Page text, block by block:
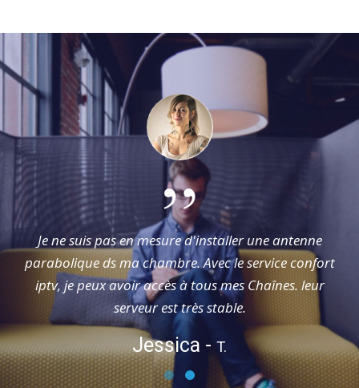
Je ne suis pas en mesure d'installer une antenne
parabolique ds ma chambre. Avec le service confort
iptv, je peux avoir accès à tous mes Chaînes. leur
serveur est très stable.
Jessica - T.